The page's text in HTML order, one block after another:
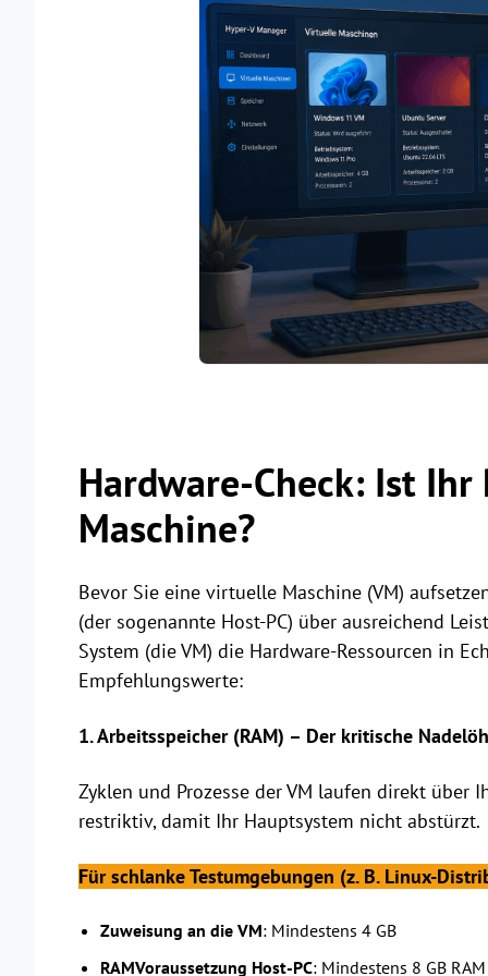
Hardware-Check: Ist
Maschine?
Bevor Sie eine virtuelle Maschine (VM)
(der sogenannte Host-PC) über ausreichend
System (die VM) die Hardware-Ressourcen in
Empfehlungswerte:
1. Arbeitsspeicher (RAM) – Der kritische
Zyklen und Prozesse der VM laufen direkt über
restriktiv, damit Ihr Hauptsystem nicht abstürzt.
Für schlanke Testumgebungen (z. B. Linux-
Zuweisung an die VM: Mindestens 4 GB
RAMVoraussetzung Host-PC: Mindestens 8 GB